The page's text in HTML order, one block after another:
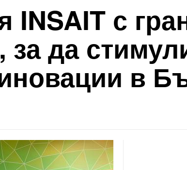
INSAIT с
да
в